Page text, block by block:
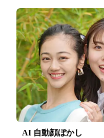
AI 自動顔ぼかし